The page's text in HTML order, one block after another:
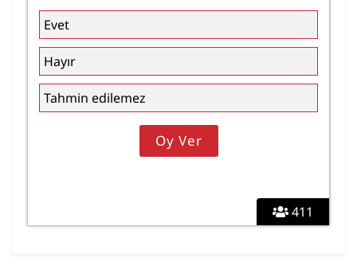
411
Evet
Hayır
Tahmin edilemez